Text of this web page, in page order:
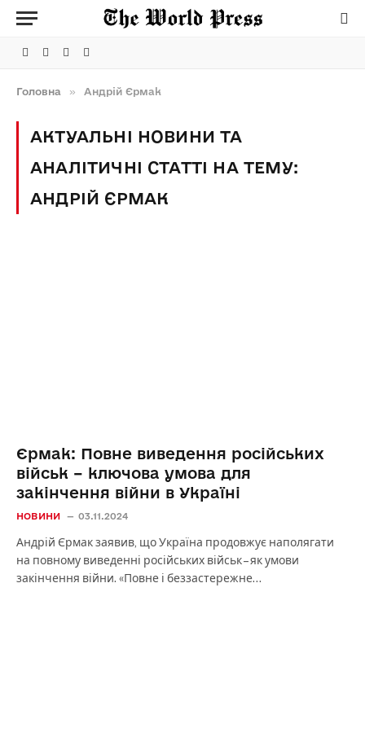
Facebook
Telegram
Instagram
X
Головна » Андрій Єрмак
АКТУАЛЬНІ НОВИНИ ТА
АНАЛІТИЧНІ СТАТТІ НА ТЕМУ:
АНДРІЙ ЄРМАК
Єрмак: Повне виведення російських
військ – ключова умова для
закінчення війни в Україні
НОВИНИ 03.11.2024
Андрій Єрмак заявив, що Україна продовжує наполягати
на повному виведенні російських військ – як умови
закінчення війни. «Повне і беззастережне…